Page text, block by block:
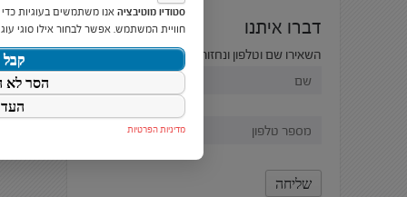
דברו איתנו
השאירו שם וטלפון ונחזור אליכם בהקדם:
סטודיו מוטיבציה אנו משתמשים בעוגיות
חוויית המשתמש. אפשר לבחור אילו סוגי
הסר לא
מדיניות הפרטיות